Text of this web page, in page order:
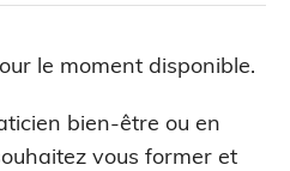
le moment disponible.
bien-être ou en
vous former et